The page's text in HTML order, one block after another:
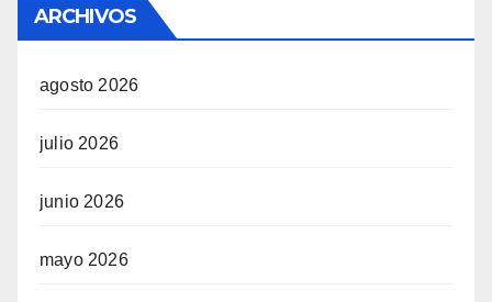
ARCHIVOS
agosto 2026
julio 2026
junio 2026
mayo 2026